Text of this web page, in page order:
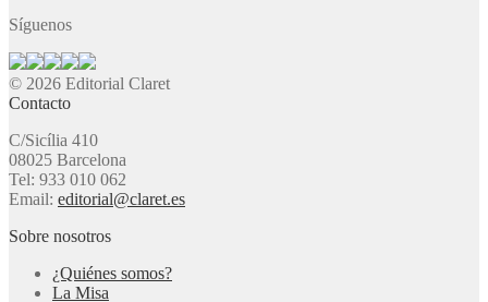
Síguenos
© 2026 Editorial Claret
Contacto
C/Sicília 410
08025 Barcelona
Tel: 933 010 062
Email: editorial@claret.es
Sobre nosotros
¿Quiénes somos?
La Misa